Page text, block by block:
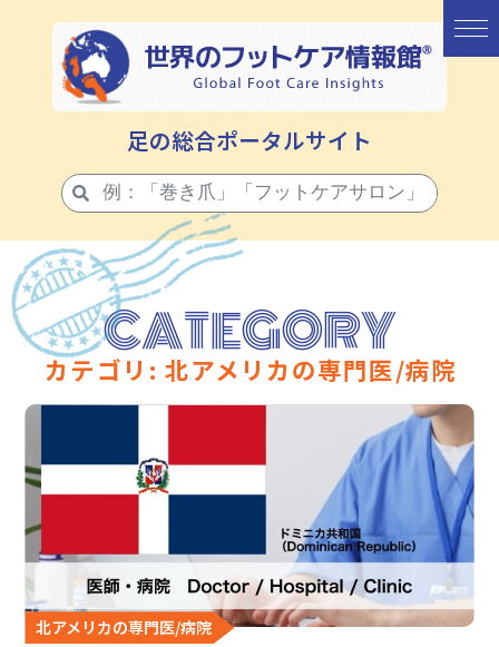
足の総合ポータルサイト
CATEGORY
カテゴリ: 北アメリカの専門医/病院
北アメリカの専門医/病院